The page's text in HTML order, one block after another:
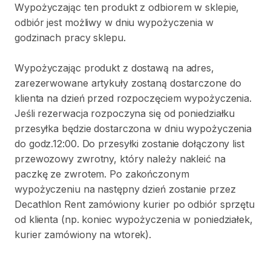
Wypożyczając ten produkt z odbiorem w sklepie,
odbiór jest możliwy w dniu wypożyczenia w
godzinach pracy sklepu.
Wypożyczając produkt z dostawą na adres,
zarezerwowane artykuły zostaną dostarczone do
klienta na dzień przed rozpoczęciem wypożyczenia.
Jeśli rezerwacja rozpoczyna się od poniedziałku
przesyłka będzie dostarczona w dniu wypożyczenia
do godz.12:00. Do przesyłki zostanie dołączony list
przewozowy zwrotny, który należy nakleić na
paczkę ze zwrotem. Po zakończonym
wypożyczeniu na następny dzień zostanie przez
Decathlon Rent zamówiony kurier po odbiór sprzętu
od klienta (np. koniec wypożyczenia w poniedziałek,
kurier zamówiony na wtorek).